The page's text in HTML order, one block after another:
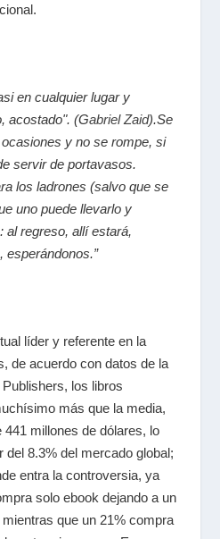
en cualquier lugar y
acostado". (Gabriel Zaid).Se
y no se rompe, si
servir de portavasos.
los ladrones (salvo que se
uno puede llevarlo y
al regreso, allí estará,
esperándonos.”
líder y referente en la
de acuerdo con datos de la
los libros
más que la media,
441 millones de dólares, lo
del 8.3% del mercado global;
entra la controversia, ya
solo ebook dejando a un
que un 21% compra